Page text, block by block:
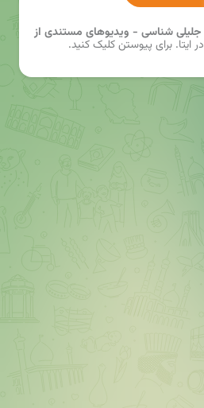
جلیلی شناسی - ویدیوهای مستندی از
در ایتا. برای پیوستن کلیک کنید.